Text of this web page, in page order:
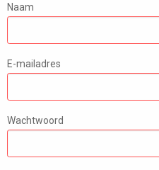
Naam
E-mailadres
Wachtwoord